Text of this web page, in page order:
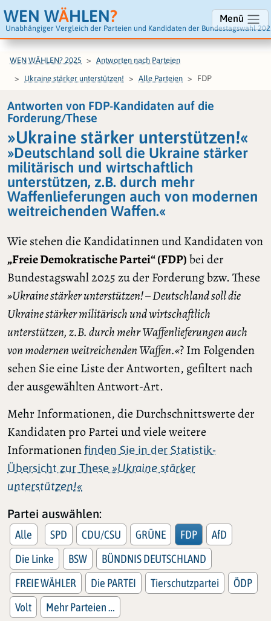
WEN WÄHLEN?
Unabhängiger Vergleich der Parteien und Kandidaten der Bundestagswahl
Menü
WEN WÄHLEN? 2025 Antworten nach Parteien
Ukraine stärker unterstützen! Alle Parteien FDP
Antworten von FDP-Kandidaten auf die
Forderung/These
»Ukraine stärker unterstützen!«
»Deutschland soll die Ukraine stärker
militärisch und wirtschaftlich
unterstützen, z.B. durch mehr
Waffenlieferungen auch von modernen
weitreichenden Waffen.«
Wie stehen die Kandidatinnen und Kandidaten von
„Freie Demokratische Partei“ (FDP)bei der
Bundestagswahl 2025 zu der Forderung bzw. These
»Ukraine stärker unterstützen! – Deutschland soll die
Ukraine stärker militärisch und wirtschaftlich
unterstützen, z.B. durch mehr Waffenlieferungen auch
von modernen weitreichenden Waffen.«? Im Folgenden
sehen Sie eine Liste der Antworten, gefiltert nach
der ausgewählten Antwort-Art.
Mehr Informationen, die Durchschnittswerte der
Kandidaten pro Partei und viele weitere
Informationenfinden Sie in der Statistik-
Übersicht zur These »Ukraine stärker
unterstützen!«
Partei auswählen:
Alle SPD CDU/CSU GRÜNE FDP
AfD
Die Linke
BSW
BÜNDNIS DEUTSCHLAND
FREIE WÄHLER
Die PARTEI Tierschutzpartei
ÖDP
Volt
Mehr Parteien …